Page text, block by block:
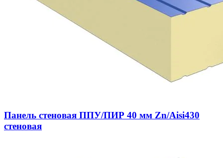
Панель стеновая ППУ/ПИР 40 мм Zn/Aisi430
стеновая